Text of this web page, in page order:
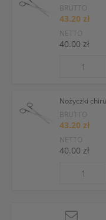
BRUTTO
43.20 zł
NETTO
40.00 zł
Nożyczki
BRUTTO
43.20 zł
NETTO
40.00 zł